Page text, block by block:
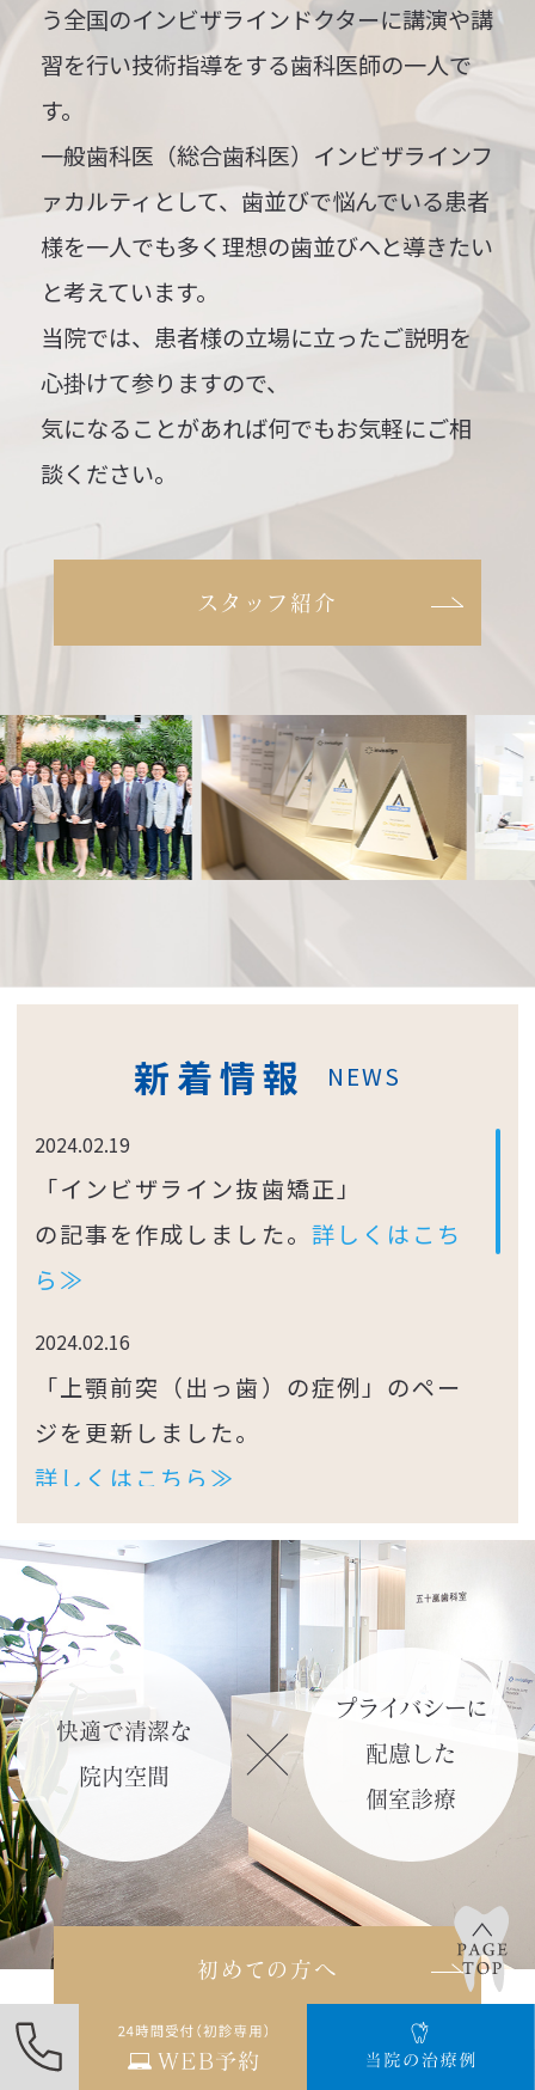
う全国のインビザラインドクターに講演や講
習を行い技術指導をする歯科医師の一人で
す。
一般歯科医（総合歯科医） インビザラインフ
ァカルティとして、歯並びで悩んでいる患者
様を一人でも多く理想の歯並びへと導きたい
と考えています。
当院では、患者様の立場に立ったご説明を
心掛けて参りますので、
気になることがあれば何でもお気軽にご相
談ください。
スタッフ紹介
新着情報 NEWS
2024.02.19
「インビザライン抜歯矯正」
の記事を作成しました。 詳しくはこち
ら≫
2024.02.16
「上顎前突（出っ歯）の症例」のペー
ジを更新しました。
詳しくはこちら≫
2024.02.13
「リモートチェック（遠隔モニタリン
グ）」
の記事を作成しました。詳しくはこち
ら≫
2024.02.11
「光加速矯正装置（オルソパルス）」
のページを更新しました。
詳しくはこちら≫
「矯正年齢別のお悩みについて」の記
事を更新しました。
快適で清潔な
院内空間
プライバシーに
配慮した
個室診療
初めての方へ